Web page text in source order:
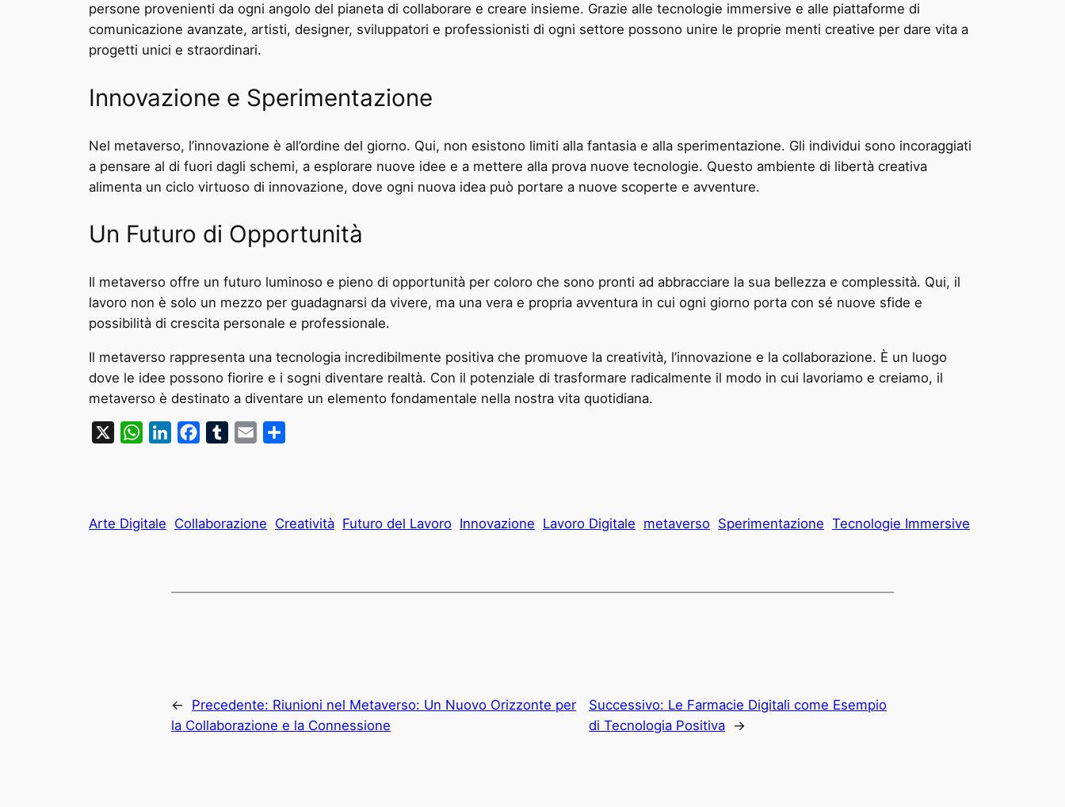
persone provenienti da ogni angolo del pianeta di collaborare e creare insieme. Grazie alle tecnologie immersive e alle piattaforme di
comunicazione avanzate, artisti, designer, sviluppatori e professionisti di ogni settore possono unire le proprie menti creative per dare vita a
progetti unici e straordinari.
Innovazione e Sperimentazione
Nel metaverso, l’innovazione è all’ordine del giorno. Qui, non esistono limiti alla fantasia e alla sperimentazione. Gli individui sono incoraggiati
a pensare al di fuori dagli schemi, a esplorare nuove idee e a mettere alla prova nuove tecnologie. Questo ambiente di libertà creativa
alimenta un ciclo virtuoso di innovazione, dove ogni nuova idea può portare a nuove scoperte e avventure.
Un Futuro di Opportunità
Il metaverso offre un futuro luminoso e pieno di opportunità per coloro che sono pronti ad abbracciare la sua bellezza e complessità. Qui, il
lavoro non è solo un mezzo per guadagnarsi da vivere, ma una vera e propria avventura in cui ogni giorno porta con sé nuove sfide e
possibilità di crescita personale e professionale.
Il metaverso rappresenta una tecnologia incredibilmente positiva che promuove la creatività, l’innovazione e la collaborazione. È un luogo
dove le idee possono fiorire e i sogni diventare realtà. Con il potenziale di trasformare radicalmente il modo in cui lavoriamo e creiamo, il
metaverso è destinato a diventare un elemento fondamentale nella nostra vita quotidiana.
WhatsAppLinkedInFacebookTumblrEmail
Arte Digitale Collaborazione Creatività Futuro del Lavoro Innovazione Lavoro Digitale metaverso Sperimentazione Tecnologie Immersive
← Precedente: Riunioni nel Metaverso: Un Nuovo Orizzonte per
la Collaborazione e la Connessione
Successivo: Le Farmacie Digitali come Esempio
di Tecnologia Positiva →